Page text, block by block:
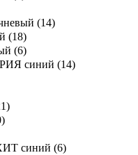
(14)
(18)
(6)
синий (14)
)
)
синий (6)